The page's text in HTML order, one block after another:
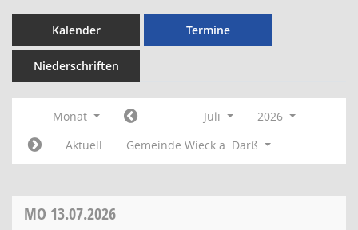
Kalender Termine
Niederschriften
Monat Juli
2026
Aktuell
Gemeinde Wieck a. Darß
MO 13.07.2026